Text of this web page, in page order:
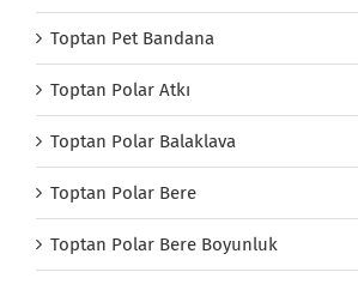
Toptan Pet Bandana
Toptan Polar Atkı
Toptan Polar Balaklava
Toptan Polar Bere
Toptan Polar Bere Boyunluk